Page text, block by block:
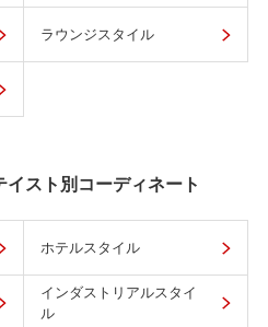
ラウンジスタイル
スト別コーディネート
ホテルスタイル
インダストリアルスタイ
ル